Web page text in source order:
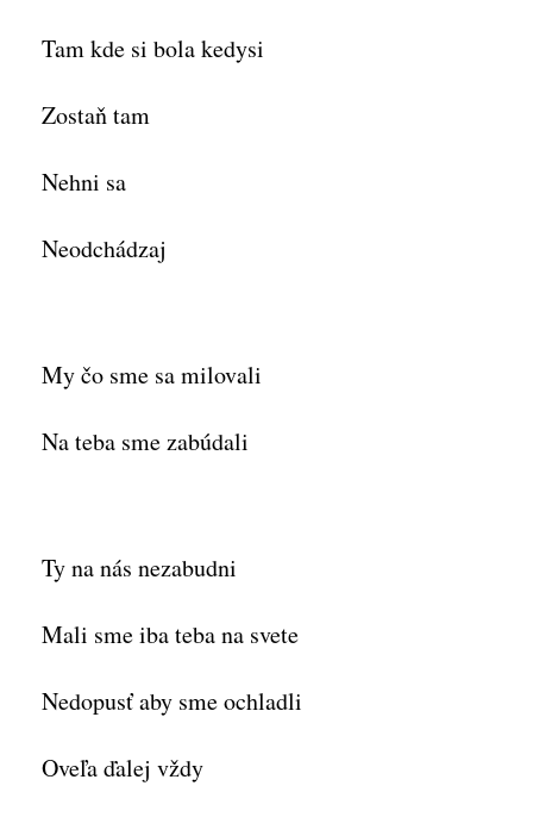
Tam kde si bola kedysi
Zostaň tam
Nehni sa
Neodchádzaj
My čo sme sa milovali
Na teba sme zabúdali
Ty na nás nezabudni
Mali sme iba teba na svete
Nedopusť aby sme ochladli
Oveľa ďalej vždy